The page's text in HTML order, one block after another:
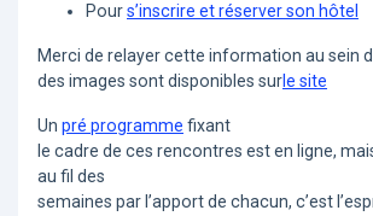
Pours’inscrire et réserver son hôtel
Merci de relayer cette information au sein
des images sont disponibles surle site
Un pré programme fixant
le cadre de ces rencontres est en ligne,
au fil des
semaines par l’apport de chacun, c’est